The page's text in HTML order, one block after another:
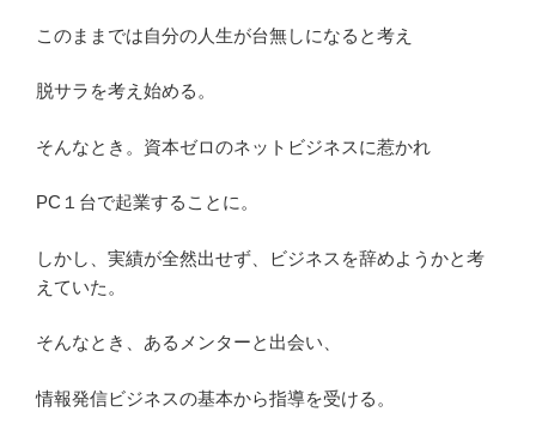
このままでは自分の人生が台無しになると考え
脱サラを考え始める。
そんなとき。資本ゼロのネットビジネスに惹かれ
PC１台で起業することに。
しかし、実績が全然出せず、ビジネスを辞めようかと考
えていた。
そんなとき、あるメンターと出会い、
情報発信ビジネスの基本から指導を受ける。